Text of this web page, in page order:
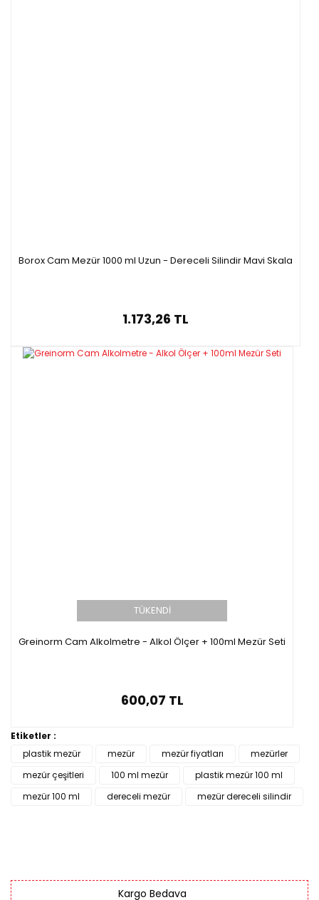
Borox Cam Mezür 1000 ml Uzun - Dereceli Silindir Mavi Skala
1.173,26 TL
TÜKENDİ
Greinorm Cam Alkolmetre - Alkol Ölçer + 100ml Mezür Seti
600,07 TL
Etiketler :
plastik mezür
mezür mezür fiyatları
mezürler
mezür çeşitleri
100 ml mezür
plastik mezür 100 ml
mezür 100 ml
dereceli mezür mezür dereceli silindir
Kargo Bedava